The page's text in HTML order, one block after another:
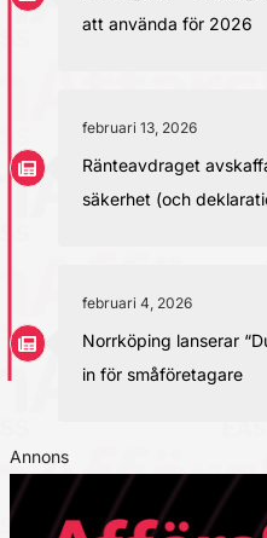
att använda för 2026
februari 13, 2026
Ränteavdraget
säkerhet (och
februari 4, 2026
Norrköping lanserar
in för småföretagare
Annons